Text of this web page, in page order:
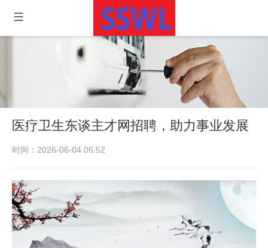
医疗卫生东谈主才网招聘，助力事业发展
时间：2026-06-04 06:52